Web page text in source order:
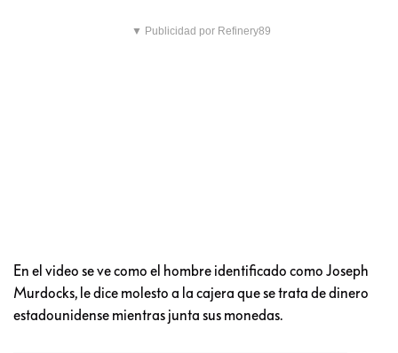
▼ Publicidad por Refinery89
En el video se ve como el hombre identificado como Joseph
Murdocks, le dice molesto a la cajera que se trata de dinero
estadounidense mientras junta sus monedas.